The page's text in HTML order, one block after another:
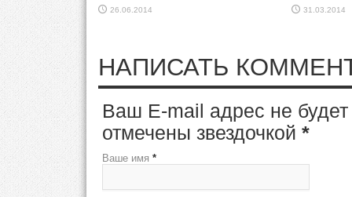
26.06.2014 31.03.2014
НАПИСАТЬ
Ваш E-mail адрес не
отмечены звездочкой *
Ваше имя *